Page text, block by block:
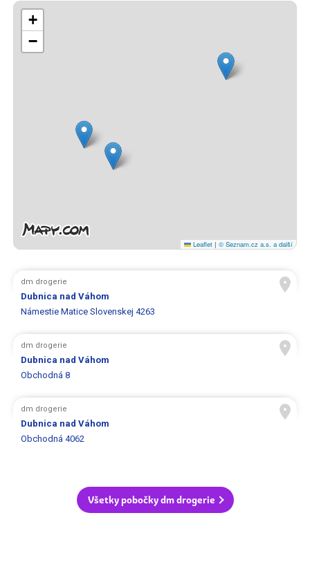
+
−
Leaflet | © Seznam.cz a.s. a další
dm drogerie
Dubnica nad Váhom
Námestie Matice Slovenskej 4263
dm drogerie
Dubnica nad Váhom
Obchodná 8
dm drogerie
Dubnica nad Váhom
Obchodná 4062
Všetky pobočky dm drogerie